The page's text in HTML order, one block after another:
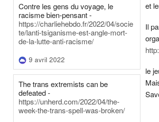
Contre les gens du voyage, le
racisme bien-pensant -
https://charliehebdo.fr/2022/04/socie
te/lanti-tsiganisme-est-angle-mort-
de-la-lutte-anti-racisme/
9 avril 2022
The trans extremists can be
defeated -
https://unherd.com/2022/04/the-
week-the-trans-spell-was-broken/
et
Il
le